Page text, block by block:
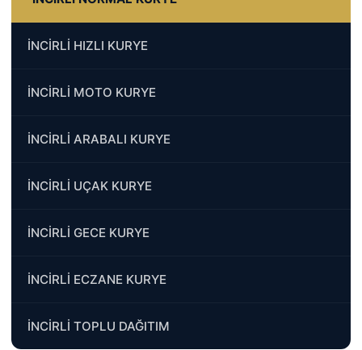
İNCİRLİ HIZLI KURYE
İNCİRLİ MOTO KURYE
İNCİRLİ ARABALI KURYE
İNCİRLİ UÇAK KURYE
İNCİRLİ GECE KURYE
İNCİRLİ ECZANE KURYE
İNCİRLİ TOPLU DAĞITIM